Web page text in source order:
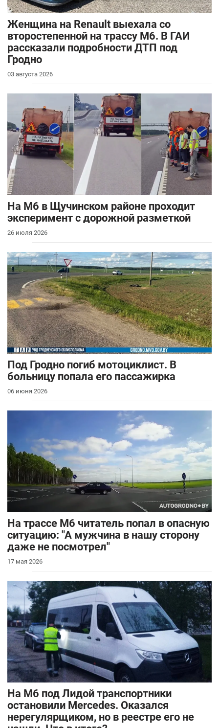
Женщина на Renault выехала со
второстепенной на трассу М6. В ГАИ
рассказали подробности ДТП под
Гродно
03 августа 2026
На М6 в Щучинском районе проходит
эксперимент с дорожной разметкой
26 июля 2026
Под Гродно погиб мотоциклист. В
больницу попала его пассажирка
06 июня 2026
На трассе М6 читатель попал в опасную
ситуацию: "А мужчина в нашу сторону
даже не посмотрел"
17 мая 2026
На М6 под Лидой транспортники
остановили Mercedes. Оказался
нерегулярщиком, но в реестре его не